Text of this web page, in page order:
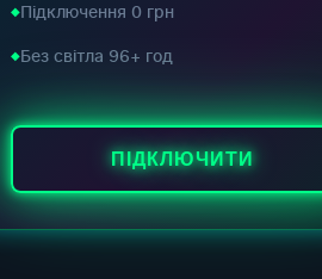
Підключення 0 грн
Без світла 96+ год
ПІДКЛЮЧИТИ